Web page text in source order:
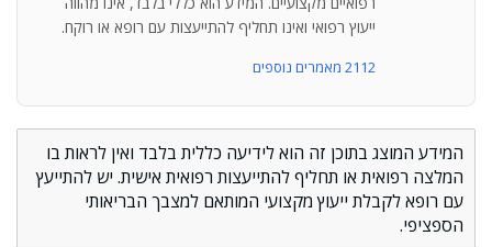
ייעוץ רפואי ואינו תחליף להתייעצות עם רופא או רוקח.
2112 מאמרים נוספים
המידע המוצג בתוכן זה הוא לידיעה כללית בלבד ואין לראות בו
המלצה רפואית או תחליף להתייעצות רפואית אישית. יש להתייעץ
עם רופא לקבלת ייעוץ מקצועי המותאם למצבך הבריאותי
הספציפי.